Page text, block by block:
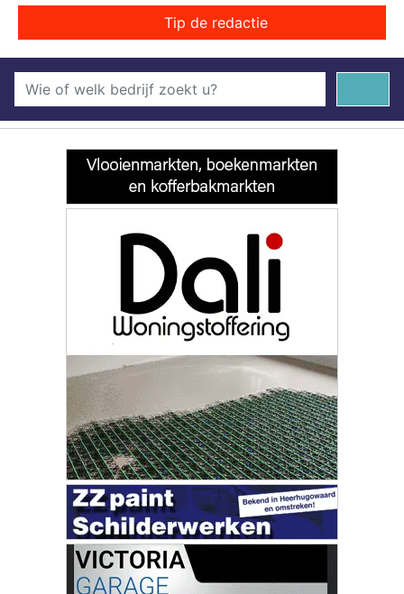
Tip de redactie